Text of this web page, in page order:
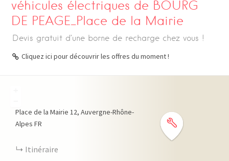
véhicules électriques de BOURG
DE PEAGE_Place de la Mairie
Devis gratuit d’une borne de recharge chez vous !
Cliquez ici pour découvrir les offres du moment !
Place de la Mairie 12 Auvergne-Rhône-
Alpes FR
Itinéraire